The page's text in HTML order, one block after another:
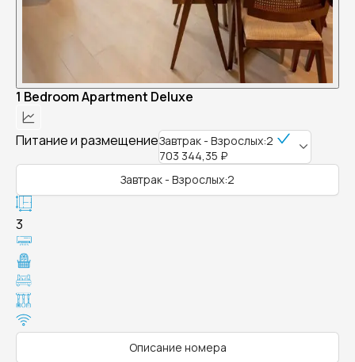
1 Bedroom Apartment Deluxe
Питание и размещениеЗавтрак - Взрослых:2
703 344,35 ₽
Завтрак - Взрослых:2
3
Описание номера